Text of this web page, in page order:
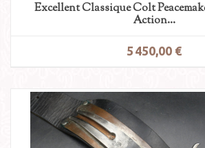
Excellent Classique Colt
Action...
5 450,00 €